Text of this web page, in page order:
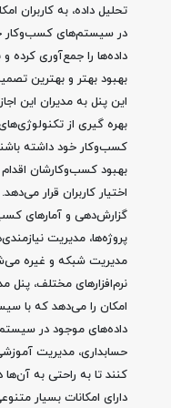
تحلیل داده، به کاربران
در سیستم‌های کسب‌وکار
داده‌ها را جمع‌آوری کرده
بهبود بهتر و بهترین
این پنل به مدیران این
بهره گیری از
کسب‌وکار خود داشته
بهبود کسب‌وکارشان اقدام
اختیار کاربران قرار
گزارش‌دهی و آمارهای
پروژه‌ها، مدیریت
نرم‌افزارهای مختلف، پنل
امکان را می‌دهد که با
داده‌های موجود در
حسابداری، مدیریت
کنند تا به راحتی به
دارای امکانات بسیار